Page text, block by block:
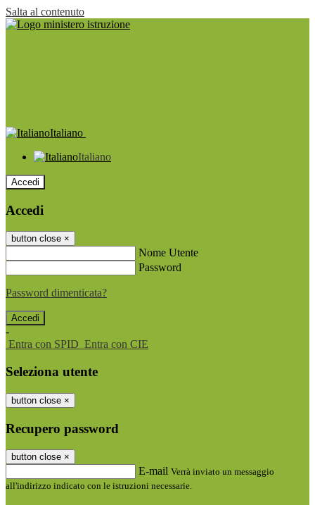
Salta al contenuto
Italiano
Italiano
Accedi
Accedi
button close ×
Nome Utente
Password
Password dimenticata?
-
Entra con SPID Entra con CIE
Seleziona utente
button close ×
Recupero password
button close ×
E-mail Verrà inviato un messaggio
all'indirizzo indicato con le istruzioni necessarie.